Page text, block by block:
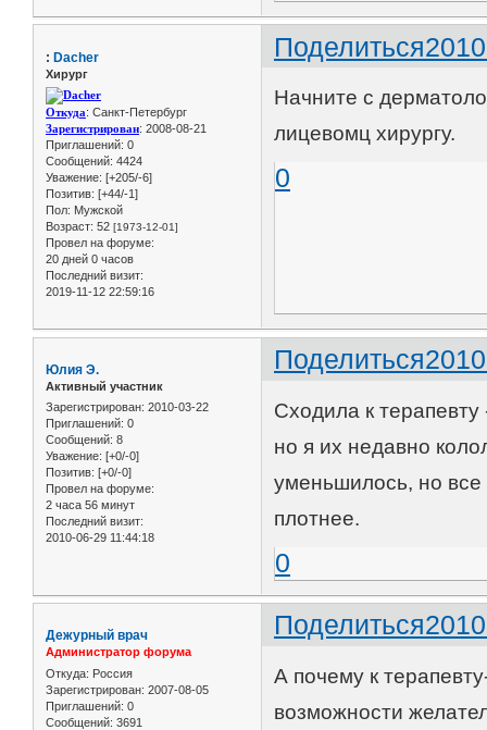
Поделиться
: Dacher
Хирург
Откуда: Санкт-Петербург
Зарегистрирован: 2008-08-21
Приглашений: 0
Сообщений: 4424
Уважение: [+205/-6]
Позитив: [+44/-1]
Пол: Мужской
Возраст: 52 [1973-12-01]
Провел на форуме:
20 дней 0 часов
Последний визит:
2019-11-12 22:59:16
Начните с
лицевомц хирургу.
0
Поделиться
Юлия Э.
Активный участник
Зарегистрирован: 2010-03-22
Приглашений: 0
Сообщений: 8
Уважение: [+0/-0]
Позитив: [+0/-0]
Провел на форуме:
2 часа 56 минут
Последний визит:
2010-06-29 11:44:18
Сходила к
но я их недавно
уменьшилось, но
плотнее.
0
Поделиться
Дежурный врач
Администратор форума
Откуда: Россия
Зарегистрирован: 2007-08-05
Приглашений: 0
Сообщений: 3691
А почему к
возможности